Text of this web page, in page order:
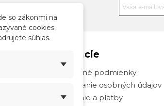
Informácie
Obchodné podmienky
Spracovanie osobných údajov
Doručenie a platby
so zákonmi na
cookies.
súhlas.